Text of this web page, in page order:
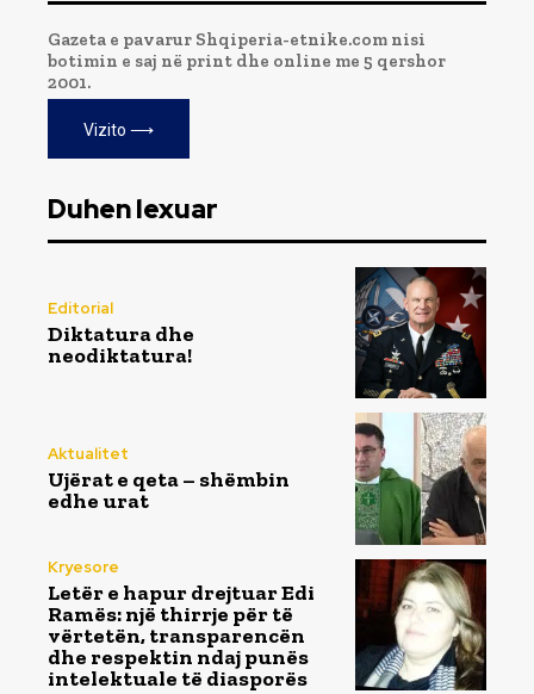
Gazeta e pavarur Shqiperia-etnike.com nisi
botimin e saj në print dhe online me 5 qershor
2001.
Vizito ⟶
Duhen lexuar
Editorial
Diktatura dhe
neodiktatura!
Aktualitet
Ujërat e qeta – shëmbin
edhe urat
Kryesore
Letër e hapur drejtuar Edi
Ramës: një thirrje për të
vërtetën, transparencën
dhe respektin ndaj punës
intelektuale të diasporës